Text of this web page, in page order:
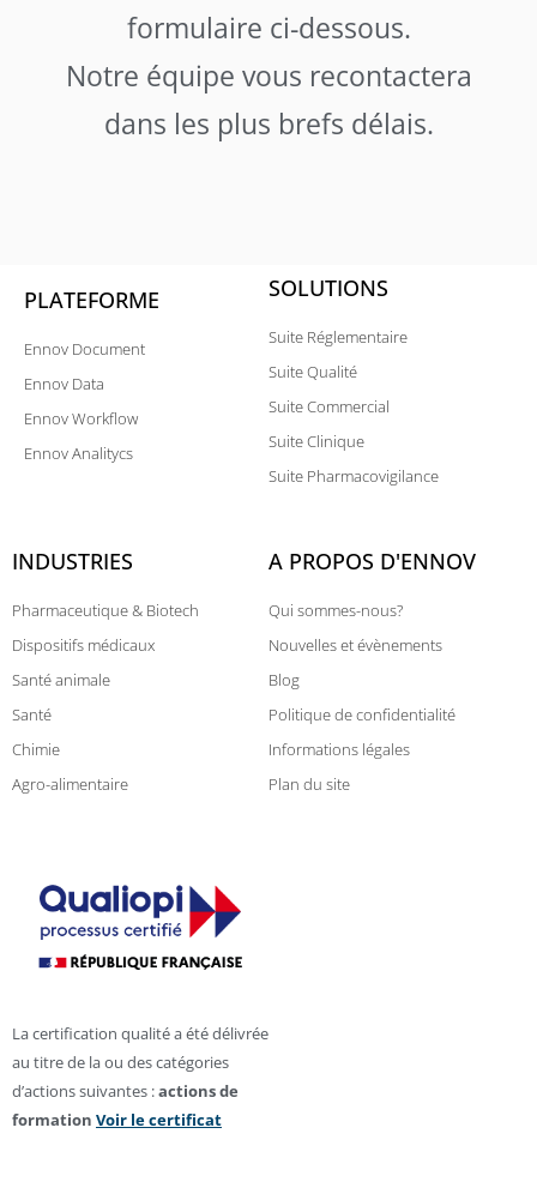
formulaire ci-dessous.
Notre équipe vous recontactera
dans les plus brefs délais.
PLATEFORME
Ennov Document
Ennov Data
Ennov Workflow
Ennov Analitycs
SOLUTIONS
Suite Réglementaire
Suite Qualité
Suite Commercial
Suite Clinique
Suite Pharmacovigilance
INDUSTRIES
Pharmaceutique & Biotech
Dispositifs médicaux
Santé animale
Santé
Chimie
Agro-alimentaire
A PROPOS D'ENNOV
Qui sommes-nous?
Nouvelles et évènements
Blog
Politique de confidentialité
Informations légales
Plan du site
La certification qualité a été délivrée
au titre de la ou des catégories
d’actions suivantes :actions de
formation Voir le certificat